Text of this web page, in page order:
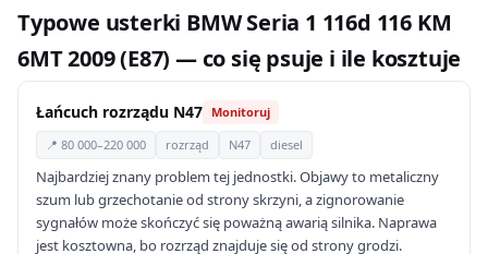
Typowe usterki BMW Seria 1 116d 116 KM
6MT 2009 (E87) — co się psuje i ile kosztuje
Łańcuch rozrządu N47 Monitoruj
📍 80 000–220 000 rozrząd N47 diesel
Najbardziej znany problem tej jednostki. Objawy to metaliczny
szum lub grzechotanie od strony skrzyni, a zignorowanie
sygnałów może skończyć się poważną awarią silnika. Naprawa
jest kosztowna, bo rozrząd znajduje się od strony grodzi.